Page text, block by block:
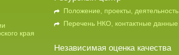
края
Положение, проекты, деятельность
Перечень НКО, контактные данные
Независимая оценка качества